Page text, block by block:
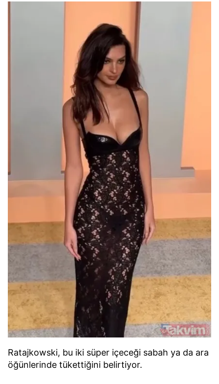
Ratajkowski, bu iki süper içeceği sabah ya da ara
öğünlerinde tükettiğini belirtiyor.